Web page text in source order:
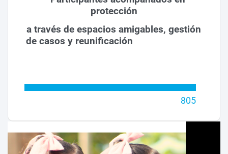
protección
a través de espacios amigables, gestión
de casos y reunificación
805